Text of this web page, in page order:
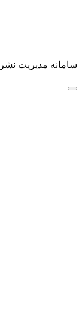
سامانه مدیریت